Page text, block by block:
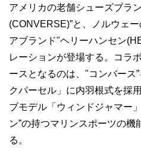
アメリカの老舗シューズブラ
(CONVERSE)”と、ノルウェ
アブランド"ヘリーハンセン
レーションが登場する。コラ
ースとなるのは、"コンバース
クパーセル」に内羽根式を採
ブモデル「ウィンドジャマー
ン”の持つマリンスポーツの
る。